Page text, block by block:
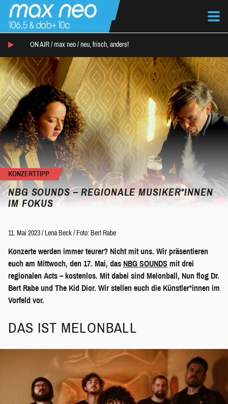
ON AIR / max neo / neu, frisch, anders!
KONZERTTIPP
NBG SOUNDS – REGIONALE MUSIKER*INNEN
IM FOKUS
11. Mai 2023 / Lena Beck / Foto: Bert Rabe
Konzerte werden immer teurer? Nicht mit uns. Wir präsentieren
euch am Mittwoch, den 17. Mai, das NBG SOUNDS mit drei
regionalen Acts – kostenlos. Mit dabei sind Melonball, Nun flog Dr.
Bert Rabe und The Kid Dior. Wir stellen euch die Künstler*innen im
Vorfeld vor.
DAS IST MELONBALL